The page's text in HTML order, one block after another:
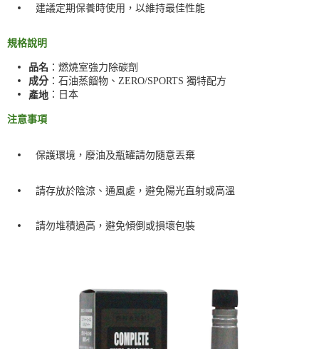
建議定期保養時使用，以維持最佳性能
規格說明
品名 ：燃燒室強力除碳劑
成分 ：石油蒸餾物、ZERO/SPORTS 獨特配方
產地 ：日本
注意事項
保護環境，廢油及瓶罐請勿隨意丟棄
請存放於陰涼、通風處，避免陽光直射或高溫
請勿堆積過高，避免傾倒或損壞包裝